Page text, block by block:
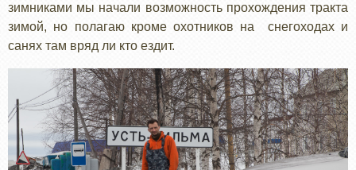
зимниками мы начали возможность прохождения тракта
зимой, но полагаю кроме охотников на снегоходах и
санях там вряд ли кто ездит.